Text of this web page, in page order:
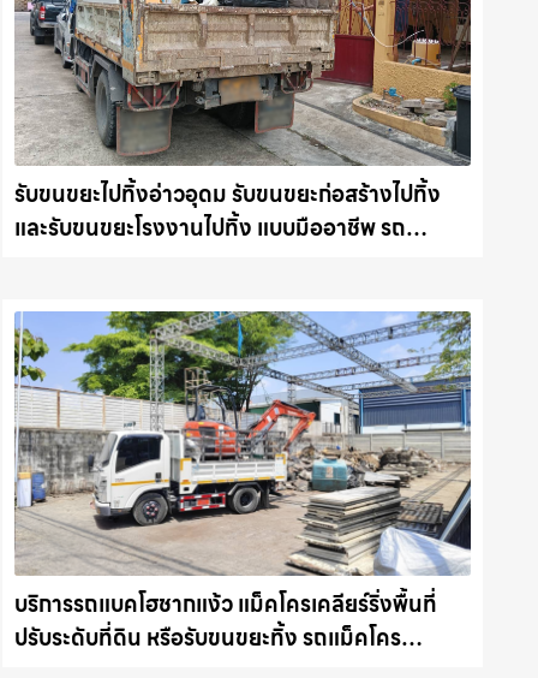
รับขนขยะไปทิ้งอ่าวอุดม รับขนขยะก่อสร้างไปทิ้ง
และรับขนขยะโรงงานไปทิ้ง แบบมืออาชีพ รถ
บริการรถแบคโฮชากแง้ว แม็คโครเคลียร์ริ่งพื้นที่
ปรับระดับที่ดิน หรือรับขนขยะทิ้ง รถแม็คโคร